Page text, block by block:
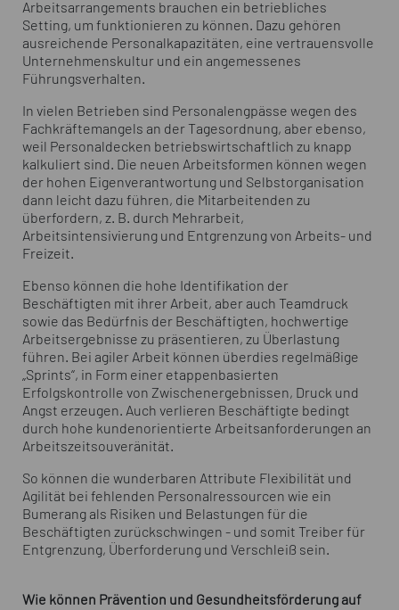
Arbeitsarrangements brauchen ein betriebliches
Setting, um funktionieren zu können. Dazu gehören
ausreichende Personalkapazitäten, eine vertrauensvolle
Unternehmenskultur und ein angemessenes
Führungsverhalten.
In vielen Betrieben sind Personalengpässe wegen des
Fachkräftemangels an der Tagesordnung, aber ebenso,
weil Personaldecken betriebswirtschaftlich zu knapp
kalkuliert sind. Die neuen Arbeitsformen können wegen
der hohen Eigenverantwortung und Selbstorganisation
dann leicht dazu führen, die Mitarbeitenden zu
überfordern, z. B. durch Mehrarbeit,
Arbeitsintensivierung und Entgrenzung von Arbeits- und
Freizeit.
Ebenso können die hohe Identifikation der
Beschäftigten mit ihrer Arbeit, aber auch Teamdruck
sowie das Bedürfnis der Beschäftigten, hochwertige
Arbeitsergebnisse zu präsentieren, zu Überlastung
führen. Bei agiler Arbeit können überdies regelmäßige
„Sprints“, in Form einer etappenbasierten
Erfolgskontrolle von Zwischenergebnissen, Druck und
Angst erzeugen. Auch verlieren Beschäftigte bedingt
durch hohe kundenorientierte Arbeitsanforderungen an
Arbeitszeitsouveränität.
So können die wunderbaren Attribute Flexibilität und
Agilität bei fehlenden Personalressourcen wie ein
Bumerang als Risiken und Belastungen für die
Beschäftigten zurückschwingen - und somit Treiber für
Entgrenzung, Überforderung und Verschleiß sein.
Wie können Prävention und Gesundheitsförderung auf